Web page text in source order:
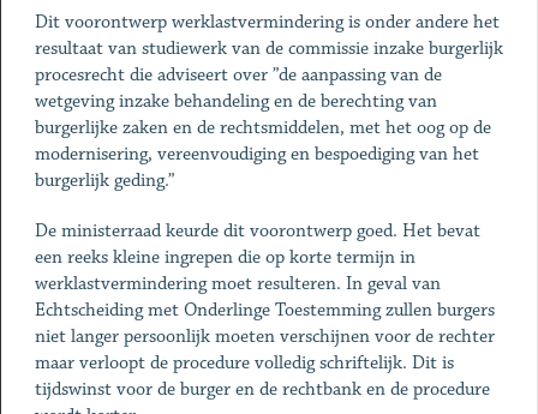
Dit voorontwerp werklastvermindering is onder andere het
resultaat van studiewerk van de commissie inzake burgerlijk
procesrecht die adviseert over ”de aanpassing van de
wetgeving inzake behandeling en de berechting van
burgerlijke zaken en de rechtsmiddelen, met het oog op de
modernisering, vereenvoudiging en bespoediging van het
burgerlijk geding.”
De ministerraad keurde dit voorontwerp goed. Het bevat
een reeks kleine ingrepen die op korte termijn in
werklastvermindering moet resulteren. In geval van
Echtscheiding met Onderlinge Toestemming zullen burgers
niet langer persoonlijk moeten verschijnen voor de rechter
maar verloopt de procedure volledig schriftelijk. Dit is
tijdswinst voor de burger en de rechtbank en de procedure